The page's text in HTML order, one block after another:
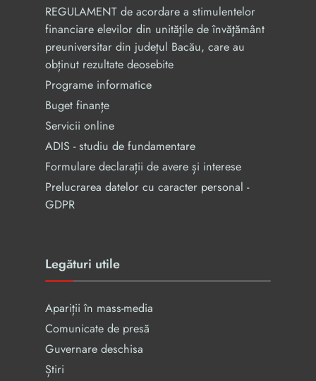
REGULAMENT de acordare a stimulentelor
financiare elevilor din unităţile de învăţământ
preuniversitar din judeţul Bacău, care au
obținut rezultate deosebite
Programe informatice
Buget finanțe
Servicii online
ADIS - studiu de fundamentare
Formulare declarații de avere și interese
Prelucrarea datelor cu caracter personal -
GDPR
Legături utile
Apariții în mass-media
Comunicate de presă
Guvernare deschisa
Știri